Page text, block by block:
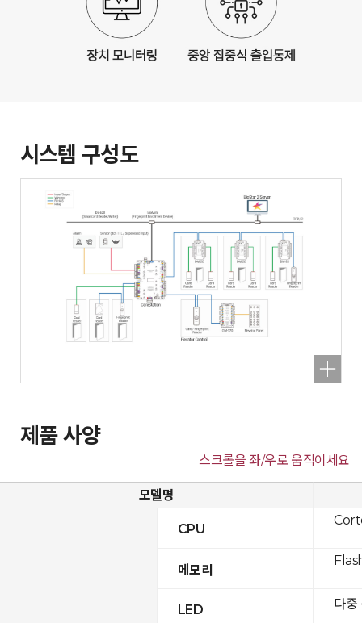
시스템 구성도
제품 사양
스크롤을 좌/우로 움직이세요
모델명
CPU
메모리
LED 다중